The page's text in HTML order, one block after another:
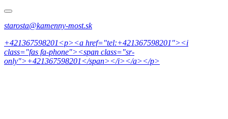
starosta@kamenny-most.sk
+421367598201<p><a href="tel:+421367598201"><i
class="fas fa-phone"><span class="sr-
only">+421367598201</span></i></a></p>